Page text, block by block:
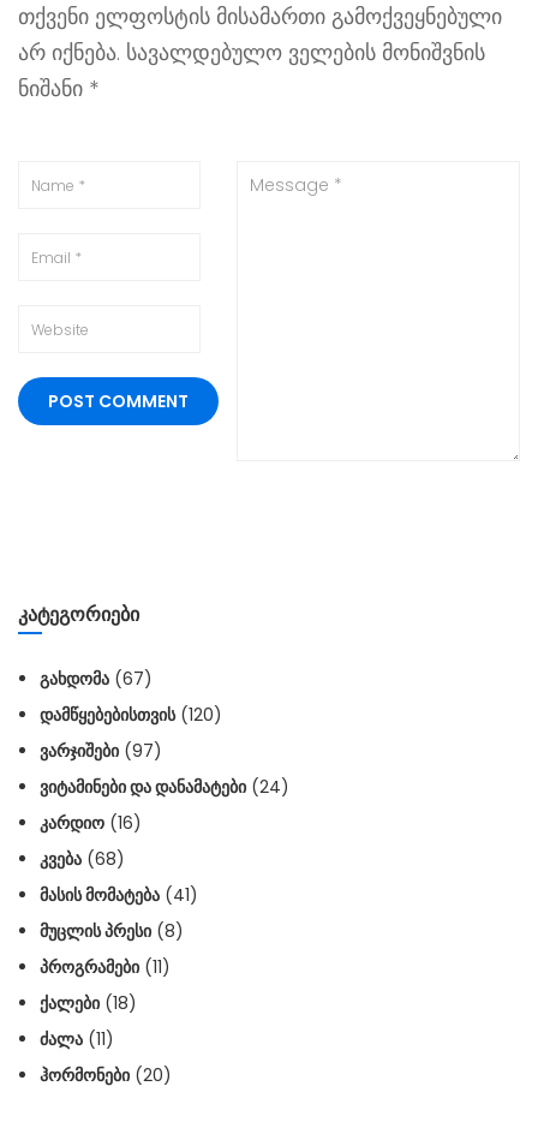
თქვენი ელფოსტის მისამართი გამოქვეყნებული
არ იქნება. სავალდებულო ველების მონიშვნის
ნიშანი *
ᲙᲐᲢᲔᲒᲝᲠᲘᲔᲑᲘ
ᲒᲐᲮᲓᲝᲛᲐ (67)
ᲓᲐᲛᲬᲧᲔᲑᲔᲑᲘᲡᲗᲕᲘᲡ(120)
ᲕᲐᲠᲯᲘᲨᲔᲑᲘ (97)
ᲕᲘᲢᲐᲛᲘᲜᲔᲑᲘ ᲓᲐ ᲓᲐᲜᲐᲛᲐᲢᲔᲑᲘ (24)
ᲙᲐᲠᲓᲘᲝ (16)
ᲙᲕᲔᲑᲐ (68)
ᲛᲐᲡᲘᲡ ᲛᲝᲛᲐᲢᲔᲑᲐ (41)
ᲛᲣᲪᲚᲘᲡ ᲞᲠᲔᲡᲘ (8)
ᲞᲠᲝᲒᲠᲐᲛᲔᲑᲘ (11)
ᲥᲐᲚᲔᲑᲘ (18)
ᲫᲐᲚᲐ (11)
ᲰᲝᲠᲛᲝᲜᲔᲑᲘ (20)